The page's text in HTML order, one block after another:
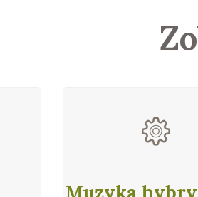
Muzyka